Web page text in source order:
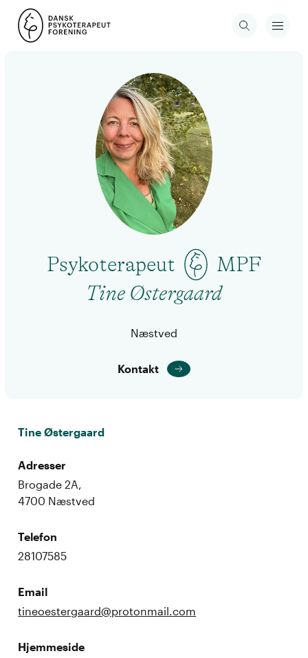
Psykoterapeut
MPF
Tine Østergaard
Næstved
Kontakt
Tine Østergaard
Adresser
Brogade 2A,
4700 Næstved
Telefon
28107585
Email
tineoestergaard@protonmail.com
Hjemmeside